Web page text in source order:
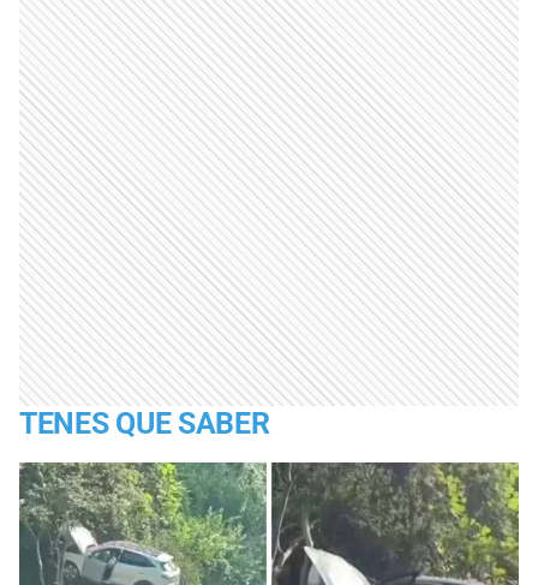
TENES QUE SABER